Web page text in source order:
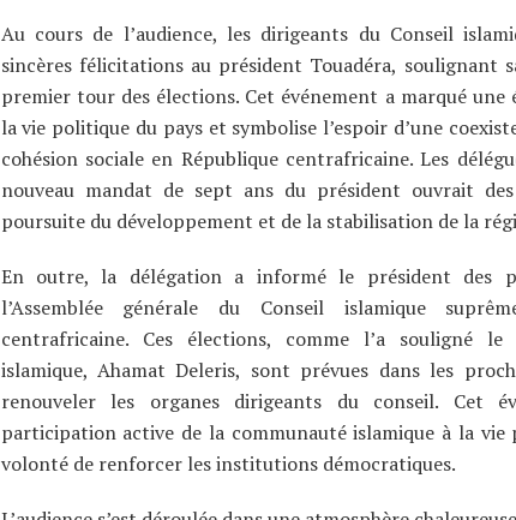
Au cours de l’audience, les dirigeants du Conseil
sincères félicitations au président Touadéra, soulignant
premier tour des élections. Cet événement a marqué
la vie politique du pays et symbolise l’espoir d’une
cohésion sociale en République centrafricaine. Les
nouveau mandat de sept ans du président ouvrait
poursuite du développement et de la stabilisation de la
En outre, la délégation a informé le président des
l’Assemblée générale du Conseil islamique
centrafricaine. Ces élections, comme l’a souligné
islamique, Ahamat Deleris, sont prévues dans les
renouveler les organes dirigeants du conseil. Cet
participation active de la communauté islamique à la vie
volonté de renforcer les institutions démocratiques.